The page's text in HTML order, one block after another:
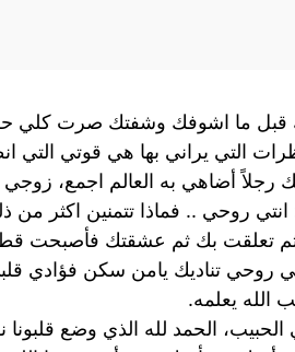
ما اشوفك وشفتك صرت كلي
التي يراني بها هي قوتي التي
رجلاً أضاهي به العالم اجمع، زوجي
انتي روحي .. فماذا تتمنين اكثر
ثم تعلقت بك ثم عشقتك فأصبحت
روحي تناديك يامن سكن فؤادي
الله يعلمه.
الحبيب، الحمد لله الذي وضع